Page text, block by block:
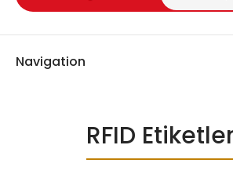
Navigation
RFID